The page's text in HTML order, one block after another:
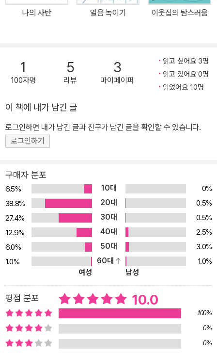
하는 언니를 이해하려고 노력하는 대신, 언니가 더 이상 상처받지 않
도록 자신이 있는 곳으로 데려오려고 한다. 계절에 맞는 옷을 입고 남
았던 사랑을 다시 만났을 때. “사실 불가능한 마음은 없”(44쪽)다는
구절을 사실 불가능한 이해는 없다고, 불가능한 사랑은 없다고 바꾸
어 읽게 하는 경험은 이처럼 불시에, 너무나 뜻밖의 순간에 찾아온다.
었을 때 사라진다. 발 디딜 지반이 약해 서로를 밀어내고 두려워하는
사람들은 정연과 언니만은 아니다. 돈을 벌고자 고국를 떠난 이주노
동자와 그들의 침입에 불안해하는 원주민들, 월급만으로는 노후를 대
은 빌라에라도 들어가고자 경쟁하는 세입자들. ‘투 플러스 원’의
‘원’이 되는 것이 고작인 이들의 이야기를 이서수는 괄호 속에 숨겨둔
다. 때로는 괄호에 숨겨진 이면의 진실을 모른 척하고 싶어도 꾸준히
두드리다 보면 괄호가 열리고 그 속에서 사라진 언니를 발견할 수 있
을지도 모른다. 1년 동안 50편의 이야기가 50권의 책으로 ‘단 한 편
의 이야기’를 깊게 호흡하는 특별한 경험 위즈덤하우스는 2022년 11
월부터 단편소설 연재 프로젝트 ‘위클리 픽션’을 통해 오늘 한국문학
의 가장 다양한 모습, 가장 새로운 이야기를 일주일에 한 편씩 소개하
고 있다. 연재는 매주 수요일 위즈덤하우스 홈페이지와 뉴스레터 ‘위
픽’을 통해 공개된다. 구병모 작가의 〈파쇄〉를 시작으로 1년 동안 50
편의 이야기가 독자를 찾아간다. 위픽 시리즈는 이렇게 연재를 마친
소설들을 순차적으로 출간한다. 3월 8일 첫 5종을 선보이고, 이후 매
월 둘째 수요일에 4종씩 출간하며 1년 동안 50가지 이야기 축제를
펼쳐 보일 예정이다. 이때 여러 편의 단편소설을 한데 묶는 기존의 방
나의 사탄 얼음 녹이기 이웃집의 탐스러움
1
100자평
5
리뷰
3
마이페이퍼
읽고 싶어요 3명
읽고 있어요 0명
읽었어요 10명
이 책에 내가 남긴 글
로그인하면 내가 남긴 글과 친구가 남긴 글을 확인할 수 있습니다.
로그인하기
구매자 분포
6.5% 10대
0%
38.8%
20대
0.5%
27.4%
30대
0.5%
12.9%
40대
2.5%
6.0%
50대
3.0%
1.0%
60대
1.0%
여성
남성
평점 분포 10.0
100%
0%
0%